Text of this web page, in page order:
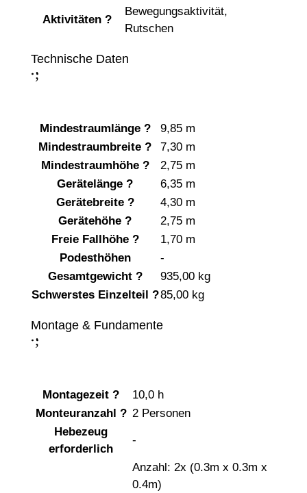
Aktivitäten ?
Bewegungsaktivität,
Rutschen
Technische Daten
:
;
Mindestraumlänge ?
9,85 m
Mindestraumbreite ?
7,30 m
Mindestraumhöhe ?
2,75 m
Gerätelänge ?
6,35 m
Gerätebreite ?
4,30 m
Gerätehöhe ?
2,75 m
Freie Fallhöhe ?
1,70 m
Podesthöhen
-
Gesamtgewicht ?
935,00 kg
Schwerstes Einzelteil ?85,00 kg
Montage & Fundamente
:
;
Montagezeit ?
10,0 h
Monteuranzahl ? 2 Personen
Hebezeug
erforderlich
-
Anzahl: 2x (0.3m x 0.3m x
0.4m)